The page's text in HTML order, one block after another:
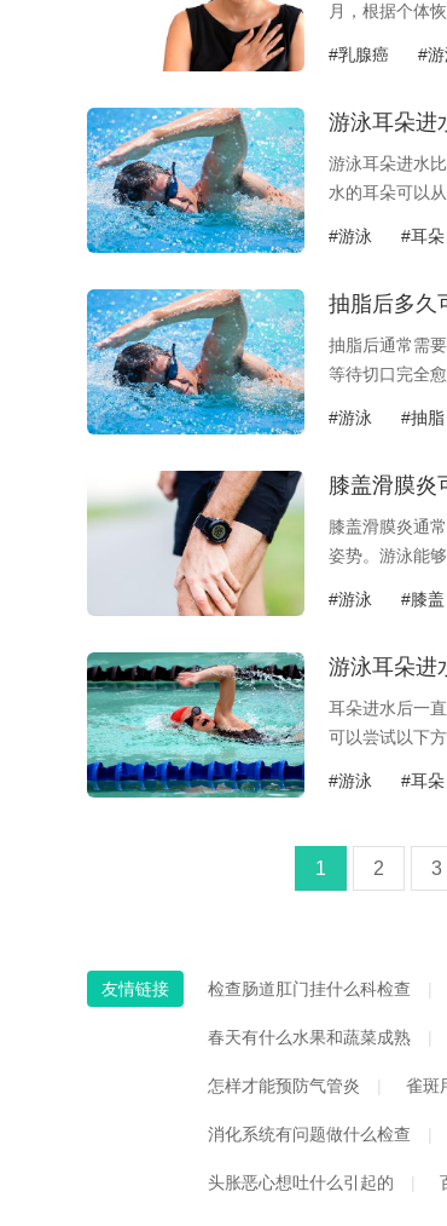
月，根据个体
#乳腺癌 #游
游泳耳朵进
游泳耳朵进水
水的耳朵可以
#游泳 #耳朵
抽脂后多久
抽脂后通常需
等待切口完全
#游泳 #抽脂
膝盖滑膜炎
膝盖滑膜炎通
姿势。游泳能
#游泳 #膝盖
游泳耳朵进
耳朵进水后一
可以尝试以下
#游泳 #耳朵
1 2 3
友情链接 检查肠道肛门挂什么科检查
春天有什么水果和蔬菜成熟
怎样才能预防气管炎 雀斑
消化系统有问题做什么检查
头胀恶心想吐什么引起的